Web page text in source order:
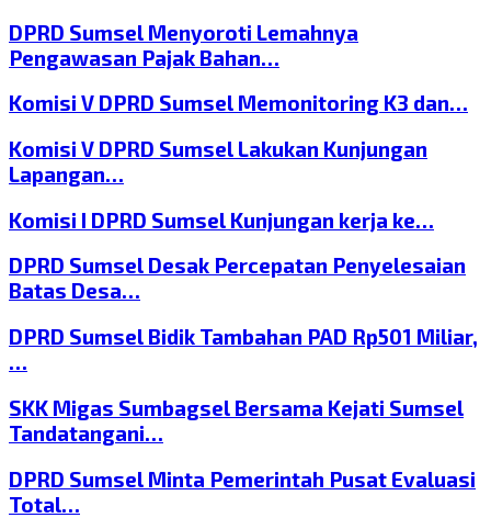
DPRD Sumsel Menyoroti Lemahnya
Pengawasan Pajak Bahan…
Komisi V DPRD Sumsel Memonitoring K3 dan…
Komisi V DPRD Sumsel Lakukan Kunjungan
Lapangan…
Komisi I DPRD Sumsel Kunjungan kerja ke…
DPRD Sumsel Desak Percepatan Penyelesaian
Batas Desa…
DPRD Sumsel Bidik Tambahan PAD Rp501 Miliar,
…
SKK Migas Sumbagsel Bersama Kejati Sumsel
Tandatangani…
DPRD Sumsel Minta Pemerintah Pusat Evaluasi
Total…